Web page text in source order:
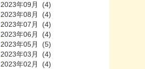
2023年09月 (4)
2023年08月 (4)
2023年07月 (4)
2023年06月 (4)
2023年05月 (5)
2023年03月 (4)
2023年02月 (4)